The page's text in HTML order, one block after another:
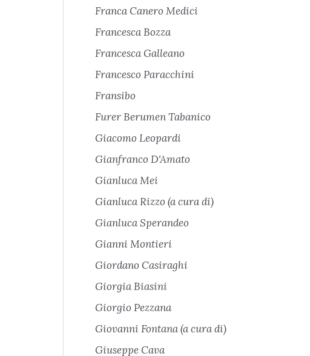
Franca Canero Medici
Francesca Bozza
Francesca Galleano
Francesco Paracchini
Fransibo
Furer Berumen Tabanico
Giacomo Leopardi
Gianfranco D'Amato
Gianluca Mei
Gianluca Rizzo (a cura di)
Gianluca Sperandeo
Gianni Montieri
Giordano Casiraghi
Giorgia Biasini
Giorgio Pezzana
Giovanni Fontana (a cura di)
Giuseppe Cava